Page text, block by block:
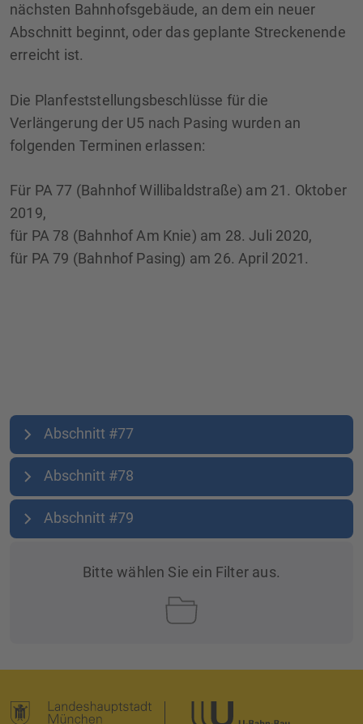
nächsten Bahnhofsgebäude, an dem ein neuer
Abschnitt beginnt, oder das geplante Streckenende
erreicht ist.
Die Planfeststellungsbeschlüsse für die
Verlängerung der U5 nach Pasing wurden an
folgenden Terminen erlassen:
Für PA 77 (Bahnhof Willibaldstraße) am 21. Oktober
2019,
für PA 78 (Bahnhof Am Knie) am 28. Juli 2020,
für PA 79 (Bahnhof Pasing) am 26. April 2021.
Abschnitt #77
Abschnitt #78
Abschnitt #79
Bitte wählen Sie ein Filter aus.